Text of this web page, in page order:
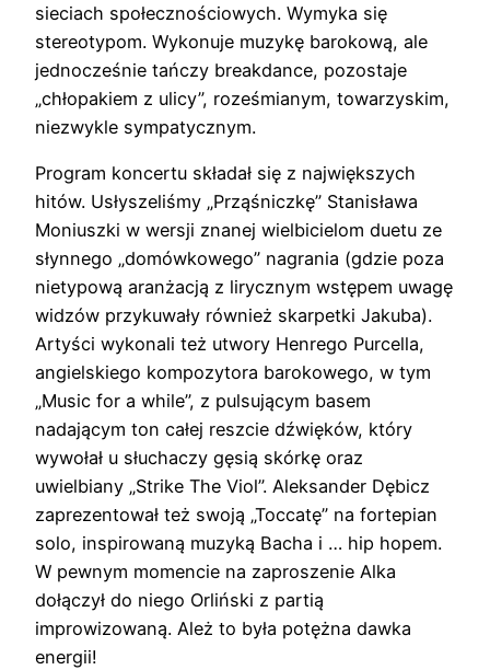
sieciach społecznościowych. Wymyka się
stereotypom. Wykonuje muzykę barokową, ale
jednocześnie tańczy breakdance, pozostaje
„chłopakiem z ulicy”, roześmianym, towarzyskim,
niezwykle sympatycznym.
Program koncertu składał się z największych
hitów. Usłyszeliśmy „Prząśniczkę” Stanisława
Moniuszki w wersji znanej wielbicielom duetu ze
słynnego „domówkowego” nagrania (gdzie poza
nietypową aranżacją z lirycznym wstępem uwagę
widzów przykuwały również skarpetki Jakuba).
Artyści wykonali też utwory Henrego Purcella,
angielskiego kompozytora barokowego, w tym
„Music for a while”, z pulsującym basem
nadającym ton całej reszcie dźwięków, który
wywołał u słuchaczy gęsią skórkę oraz
uwielbiany „Strike The Viol”. Aleksander Dębicz
zaprezentował też swoją „Toccatę” na fortepian
solo, inspirowaną muzyką Bacha i … hip hopem.
W pewnym momencie na zaproszenie Alka
dołączył do niego Orliński z partią
improwizowaną. Ależ to była potężna dawka
energii!